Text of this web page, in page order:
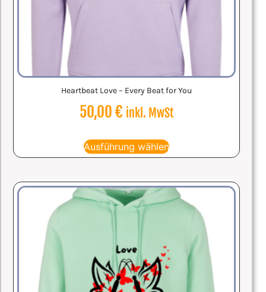
Heartbeat Love – Every Beat for You
50,00€ inkl. MwSt
Ausführung wählen